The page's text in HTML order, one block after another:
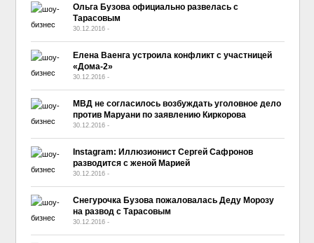
Ольга Бузова официально развелась с
Тарасовым
30.12.2016 -
Елена Ваенга устроила конфликт с участницей
«Дома-2»
30.12.2016 -
МВД не согласилось возбуждать уголовное дело
против Маруани по заявлению Киркорова
30.12.2016 -
Instagram: Иллюзионист Сергей Сафронов
разводится с женой Марией
30.12.2016 -
Снегурочка Бузова пожаловалась Деду Морозу
на развод с Тарасовым
30.12.2016 -